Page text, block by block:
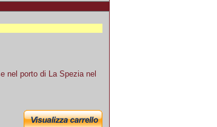
nel porto di La Spezia nel